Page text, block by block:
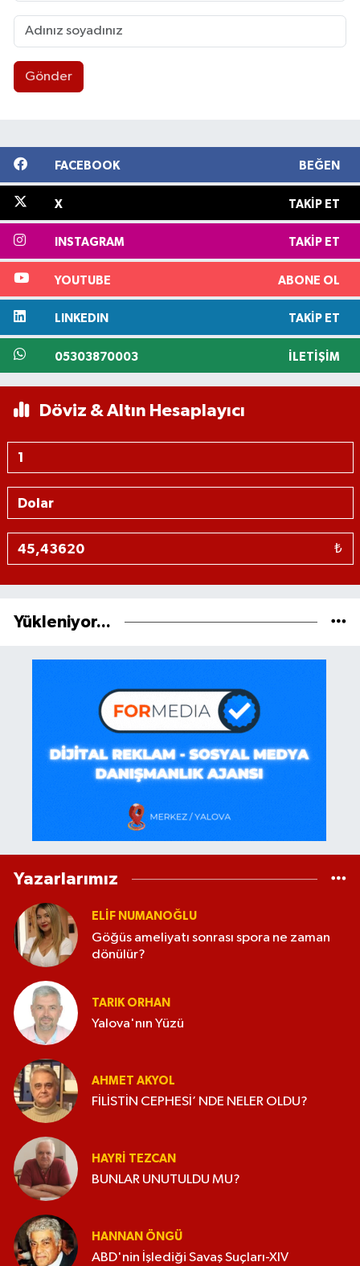
Gönder
FACEBOOK BEĞEN
X TAKIP ET
INSTAGRAM TAKIP ET
YOUTUBE ABONE OL
LINKEDIN TAKIP ET
05303870003 İLETIŞIM
Döviz & Altın Hesaplayıcı
₺
Yükleniyor...
Yazarlarımız
ELİF NUMANOĞLU
Göğüs ameliyatı sonrası spora ne zaman
dönülür?
TARIK ORHAN
Yalova'nın Yüzü
AHMET AKYOL
FİLİSTİN CEPHESİ’ NDE NELER OLDU?
HAYRI TEZCAN
BUNLAR UNUTULDU MU?
HANNAN ÖNGÜ
ABD'nin İşlediği Savaş Suçları-XIV